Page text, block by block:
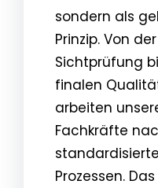
sondern als
Prinzip. Von
Sichtprüfung
finalen
arbeiten
Fachkräfte
Prozessen.